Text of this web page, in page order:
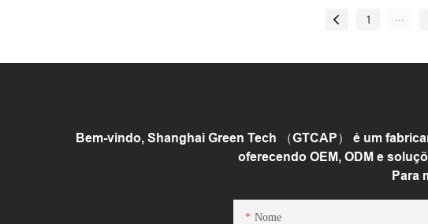
1 ...
Bem-vindo, Shanghai Green Tech （GTCAP） é um
oferecendo OEM, ODM e
Para
Nome